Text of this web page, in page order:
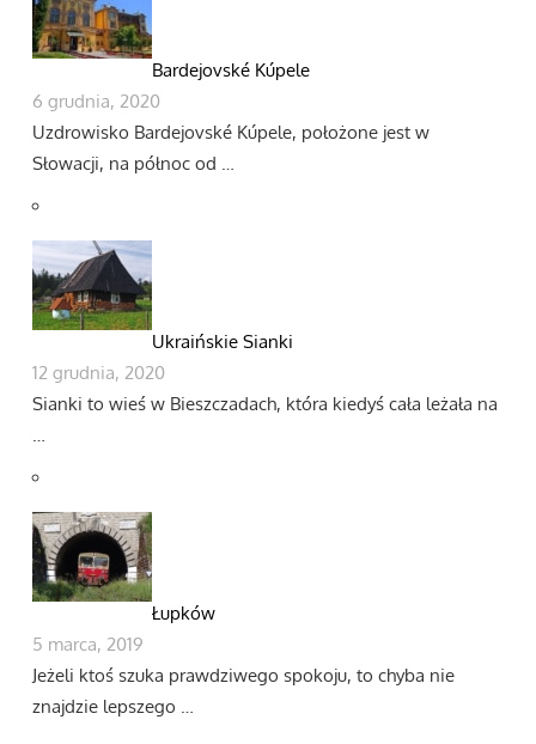
Bardejovské Kúpele
6 grudnia, 2020
Uzdrowisko Bardejovské Kúpele, położone jest w
Słowacji, na północ od …
Ukraińskie Sianki
12 grudnia, 2020
Sianki to wieś w Bieszczadach, która kiedyś cała leżała na
Łupków
5 marca, 2019
Jeżeli ktoś szuka prawdziwego spokoju, to chyba nie
znajdzie lepszego …